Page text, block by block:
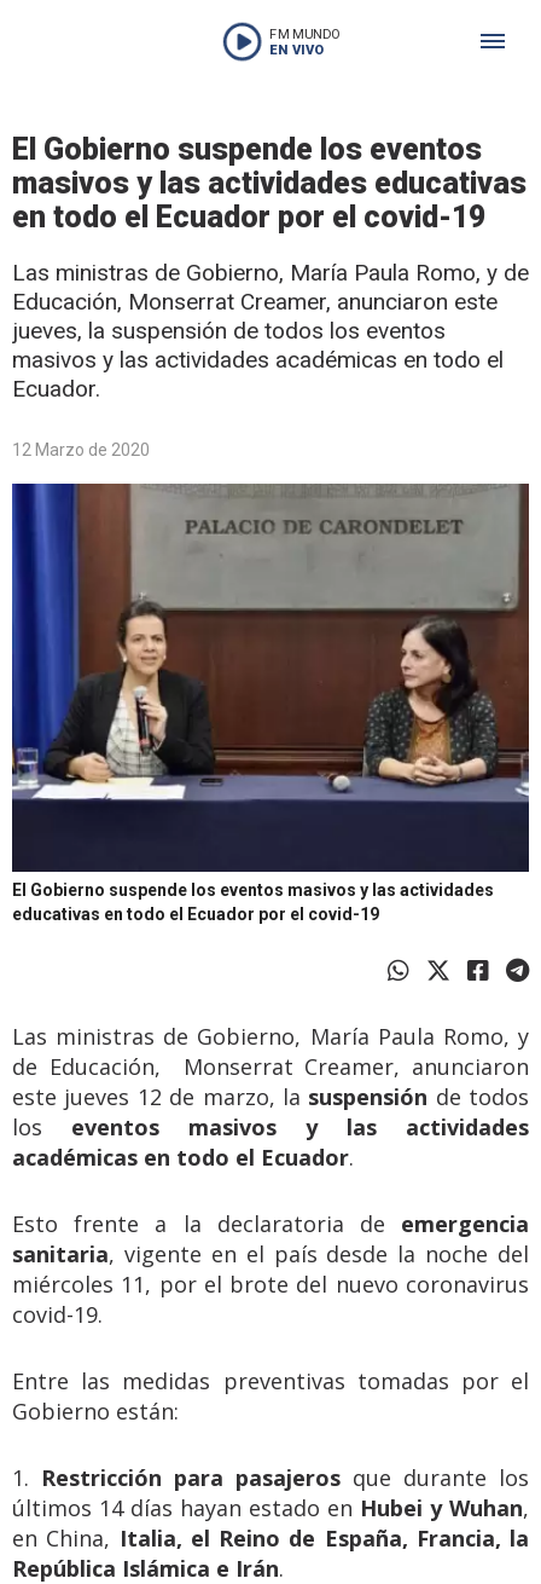
FM MUNDO
EN VIVO
El Gobierno suspende los eventos
masivos y las actividades educativas
en todo el Ecuador por el covid-19
Las ministras de Gobierno, María Paula Romo, y de
Educación, Monserrat Creamer, anunciaron este
jueves, la suspensión de todos los eventos
masivos y las actividades académicas en todo el
Ecuador.
12 Marzo de 2020
El Gobierno suspende los eventos masivos y las actividades
educativas en todo el Ecuador por el covid-19
Las ministras de Gobierno, María Paula Romo, y
de Educación, Monserrat Creamer, anunciaron
este jueves 12 de marzo, la suspensión de todos
los eventos masivos y las actividades
académicas en todo el Ecuador.
Esto frente a la declaratoria de emergencia
sanitaria, vigente en el país desde la noche del
miércoles 11, por el brote del nuevo coronavirus
covid-19.
Entre las medidas preventivas tomadas por el
Gobierno están:
1. Restricción para pasajeros que durante los
últimos 14 días hayan estado en Hubei y Wuhan,
en China, Italia, el Reino de España, Francia, la
República Islámica e Irán.